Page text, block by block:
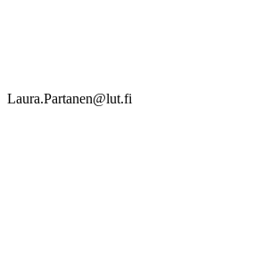
Laura.Partanen@lut.fi